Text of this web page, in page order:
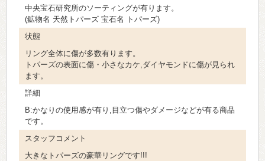
中央宝石研究所のソーティングが有ります。
(鉱物名 天然トパーズ 宝石名 トパーズ)
状態
リング全体に傷が多数有ります。
トパーズの表面に傷・小さなカケ,ダイヤモンドに傷が見られ
ます。
詳細
B:かなりの使用感が有り,目立つ傷やダメージなどが有る商品
です。
スタッフコメント
大きなトパーズの豪華リングです!!!